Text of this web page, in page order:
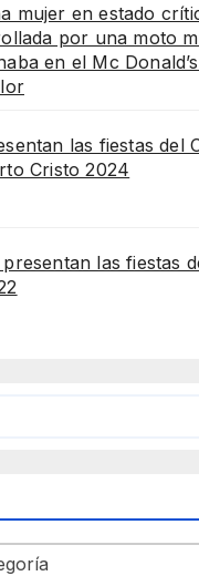
mujer en estado
por una moto
en el Mc
las fiestas del
Cristo 2024
presentan las fiestas